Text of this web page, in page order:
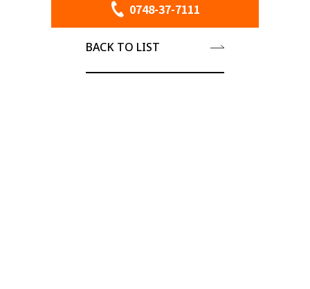
0748-37-7111
BACK TO LIST